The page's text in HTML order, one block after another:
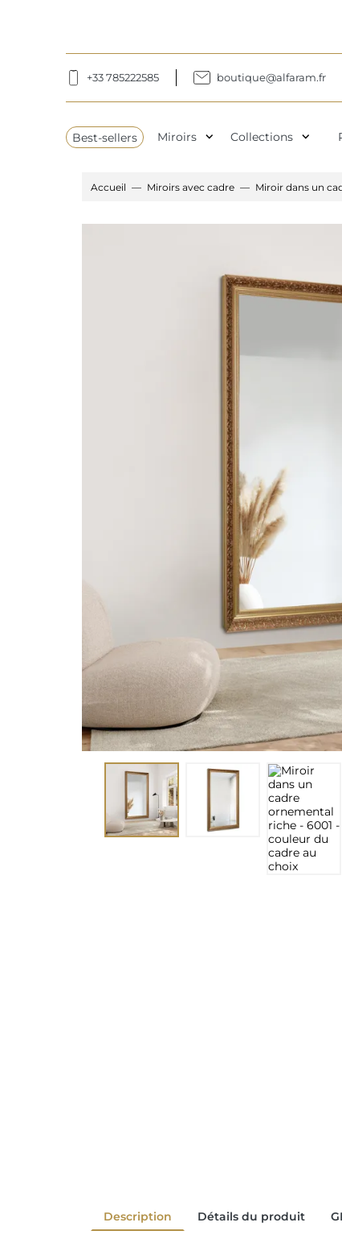
+33 785222585 boutique@alfaram.fr
Best-sellers Miroirs expand_more Collections expand_more
Accueil Miroirs avec cadre Miroir dans un
Description Détails du produit